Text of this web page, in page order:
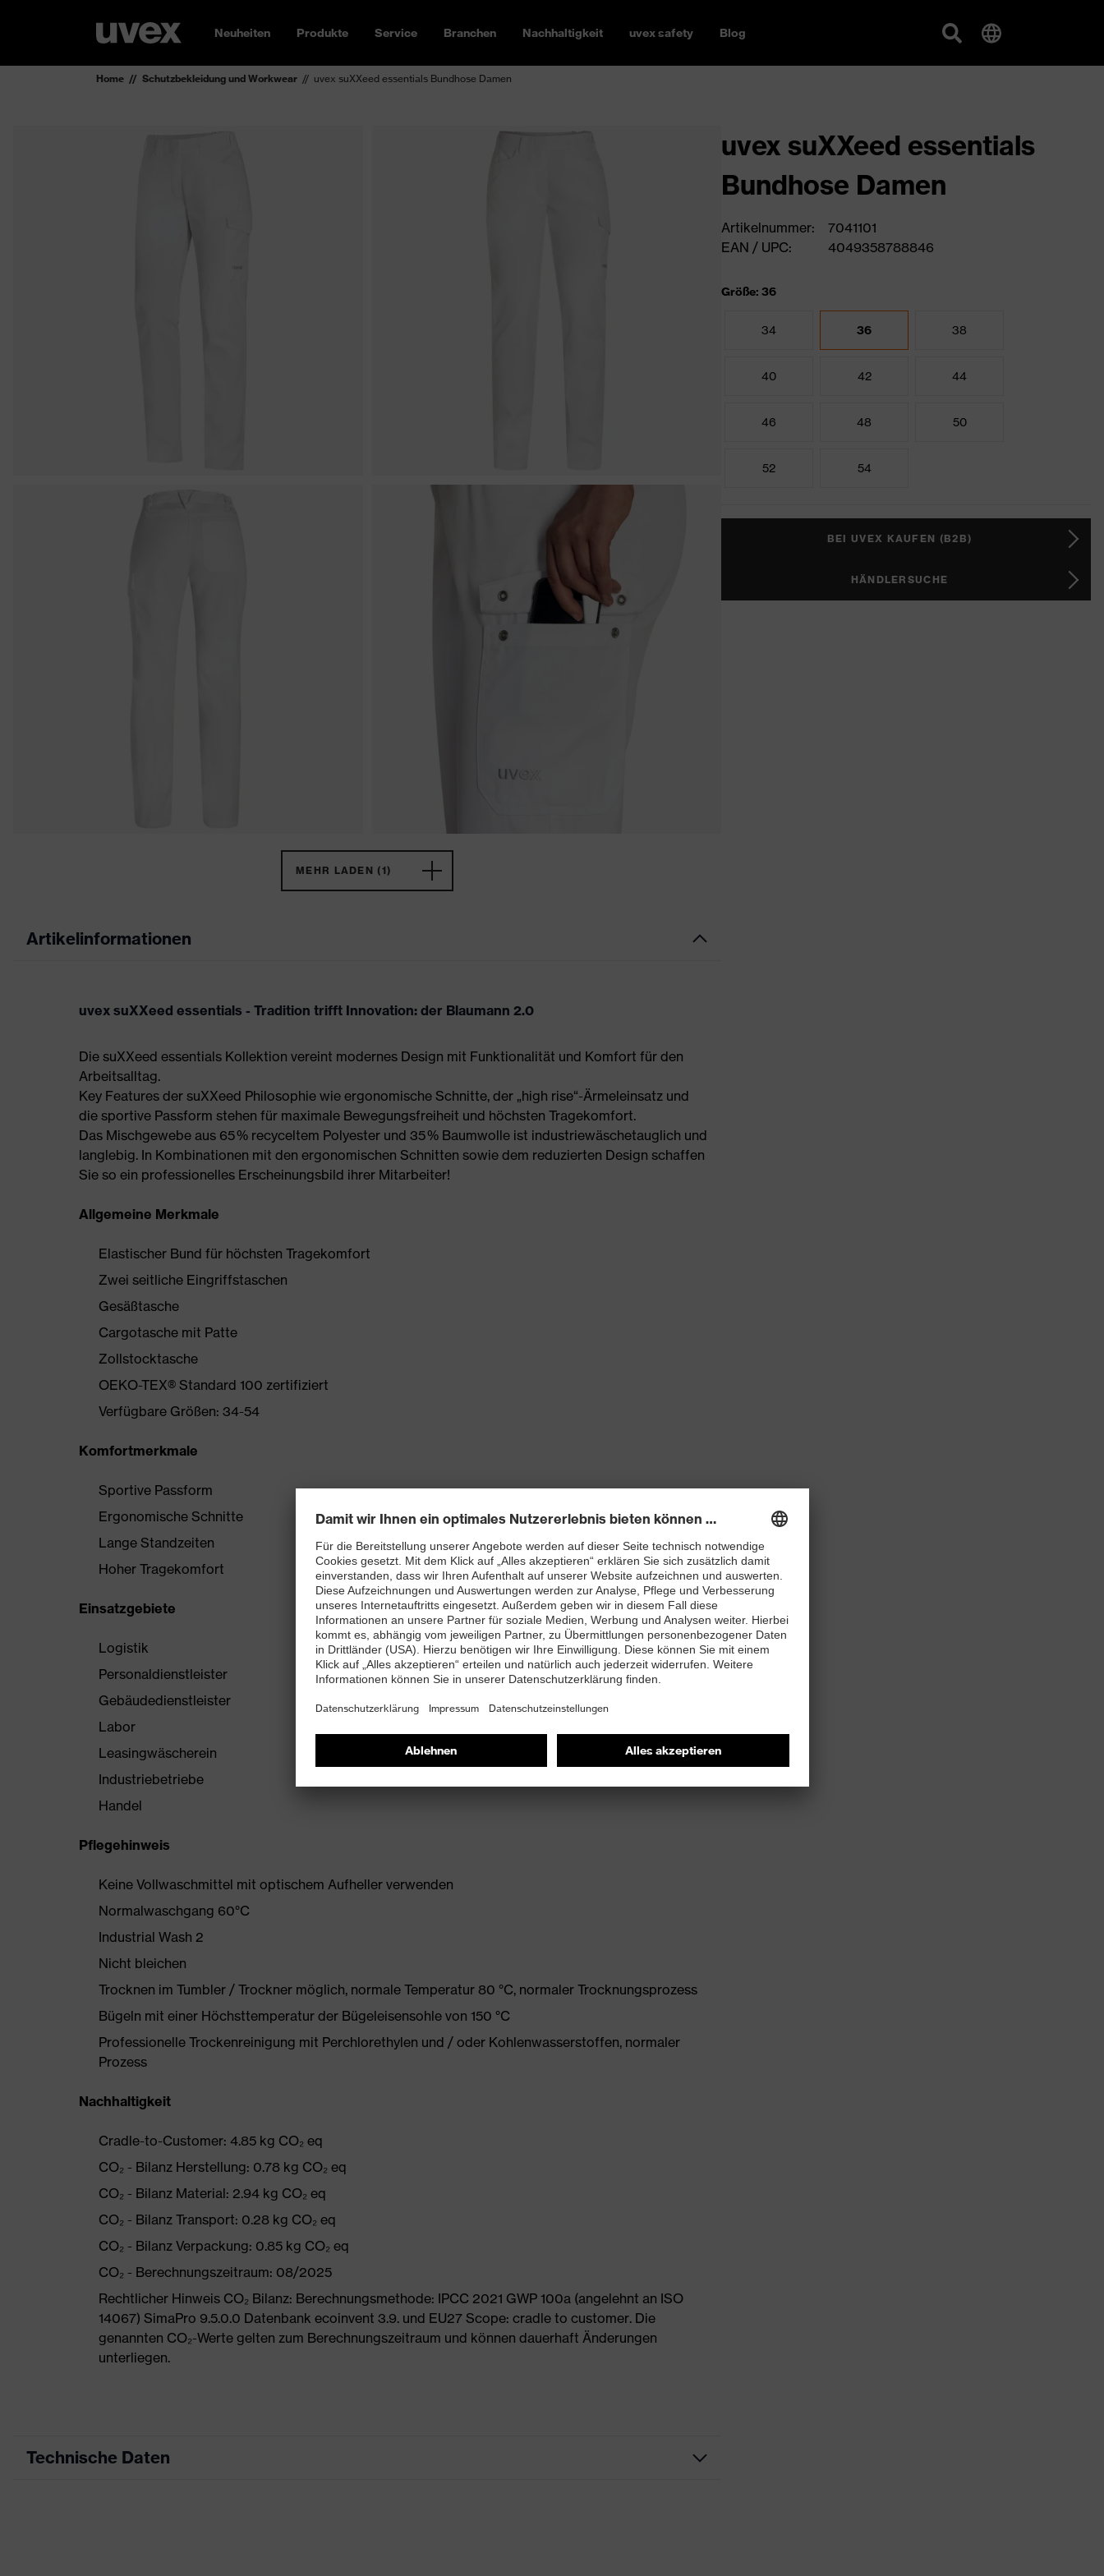
Neuheiten Produkte Service Branchen Nachhaltigkeit uvex safety Blog
Home Schutzbekleidung und Workwear uvex suXXeed essentials Bundhose Damen
MEHR LADEN (1)
Artikelinformationen
uvex suXXeed essentials - Tradition trifft Innovation: der Blaumann 2.0
Die suXXeed essentials Kollektion vereint modernes Design mit Funktionalität und Komfort für den
Arbeitsalltag.
Key Features der suXXeed Philosophie wie ergonomische Schnitte, der „high rise“-Ärmeleinsatz und
die sportive Passform stehen für maximale Bewegungsfreiheit und höchsten Tragekomfort.
Das Mischgewebe aus 65 % recyceltem Polyester und 35 % Baumwolle ist industriewäschetauglich und
langlebig. In Kombinationen mit den ergonomischen Schnitten sowie dem reduzierten Design schaffen
Sie so ein professionelles Erscheinungsbild ihrer Mitarbeiter!
Allgemeine Merkmale
Elastischer Bund für höchsten Tragekomfort
Zwei seitliche Eingriffstaschen
Gesäßtasche
Cargotasche mit Patte
Zollstocktasche
OEKO-TEX® Standard 100 zertifiziert
Verfügbare Größen: 34-54
Komfortmerkmale
Sportive Passform
Ergonomische Schnitte
Lange Standzeiten
Hoher Tragekomfort
Einsatzgebiete
Logistik
Personaldienstleister
Gebäudedienstleister
Labor
Leasingwäscherein
Industriebetriebe
Handel
Pflegehinweis
Keine Vollwaschmittel mit optischem Aufheller verwenden
Normalwaschgang 60°C
Industrial Wash 2
Nicht bleichen
Trocknen im Tumbler / Trockner möglich, normale Temperatur 80 °C, normaler Trocknungsprozess
Bügeln mit einer Höchsttemperatur der Bügeleisensohle von 150 °C
Professionelle Trockenreinigung mit Perchlorethylen und / oder Kohlenwasserstoffen, normaler
Prozess
Nachhaltigkeit
Cradle-to-Customer: 4.85 kg CO₂ eq
CO₂ - Bilanz Herstellung: 0.78 kg CO₂ eq
CO₂ - Bilanz Material: 2.94 kg CO₂ eq
CO₂ - Bilanz Transport: 0.28 kg CO₂ eq
CO₂ - Bilanz Verpackung: 0.85 kg CO₂ eq
CO₂ - Berechnungszeitraum: 08/2025
Rechtlicher Hinweis CO₂ Bilanz: Berechnungsmethode: IPCC 2021 GWP 100a (angelehnt an ISO
14067) SimaPro 9.5.0.0 Datenbank ecoinvent 3.9. und EU27 Scope: cradle to customer. Die
genannten CO₂-Werte gelten zum Berechnungszeitraum und können dauerhaft Änderungen
unterliegen.
Technische Daten
uvex suXXeed essentials
Bundhose Damen
Artikelnummer:
7041101
EAN / UPC:
4049358788846
Größe: 36
34 36 38
40 42 44
46 48 50
52 54
BEI UVEX KAUFEN (B2B)
HÄNDLERSUCHE